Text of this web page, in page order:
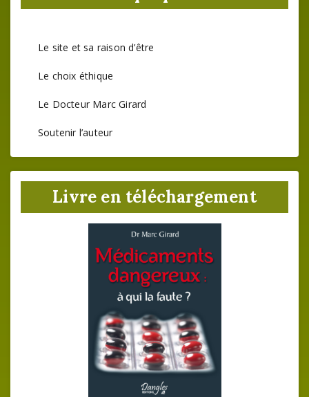
Le site et sa raison d’être
Le choix éthique
Le Docteur Marc Girard
Soutenir l’auteur
Livre en téléchargement